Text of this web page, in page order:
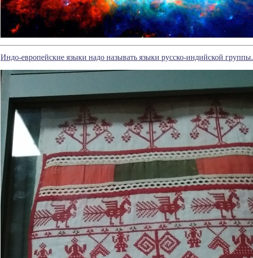
Индо-европейские языки надо называть языки русско-индийской группы.